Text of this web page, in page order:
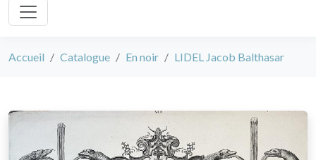
Accueil Catalogue En noir LIDEL Jacob Balthasar